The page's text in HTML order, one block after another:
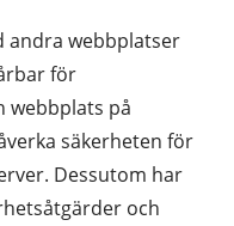
andra webbplatser
för
webbplats på
säkerheten för
Dessutom har
och